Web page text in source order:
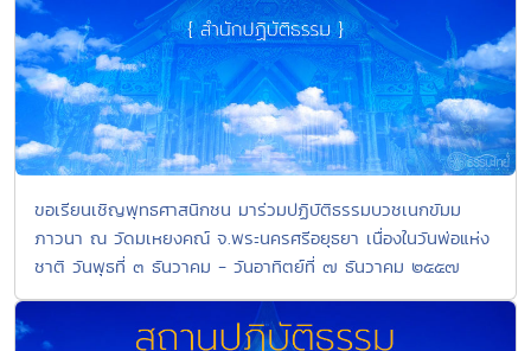
ขอเรียนเชิญพุทธศาสนิกชน มาร่วมปฏิบัติธรรมบวชเนกขัมม
ภาวนา ณ วัดมเหยงคณ์ จ.พระนครศรีอยุธยา เนื่องในวันพ่อแห่ง
ชาติ วันพุธที่ ๓ ธันวาคม - วันอาทิตย์ที่ ๗ ธันวาคม ๒๕๕๗